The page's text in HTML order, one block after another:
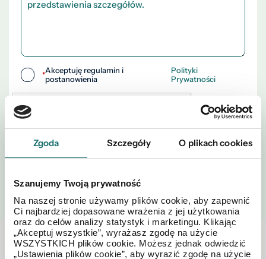
Zgoda Szczegóły O plikach cookies
Szanujemy Twoją prywatność
Na naszej stronie używamy plików cookie, aby zapewnić
Ci najbardziej dopasowane wrażenia z jej użytkowania
oraz do celów analizy statystyk i marketingu. Klikając
„Akceptuj wszystkie”, wyrażasz zgodę na użycie
WSZYSTKICH plików cookie. Możesz jednak odwiedzić
„Ustawienia plików cookie”, aby wyrazić zgodę na użycie
*Akceptuję regulamin i
postanowienia
Polityki
Prywatności
Zobacz również w okolicy